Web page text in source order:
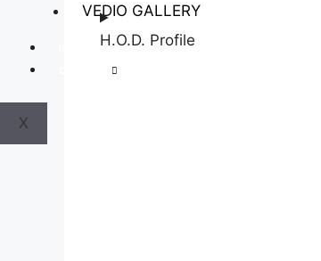
VEDIO GALLERY
INFORMATION UNDER MSR CLAUSE B.1.11
X
H.O.D. Profile